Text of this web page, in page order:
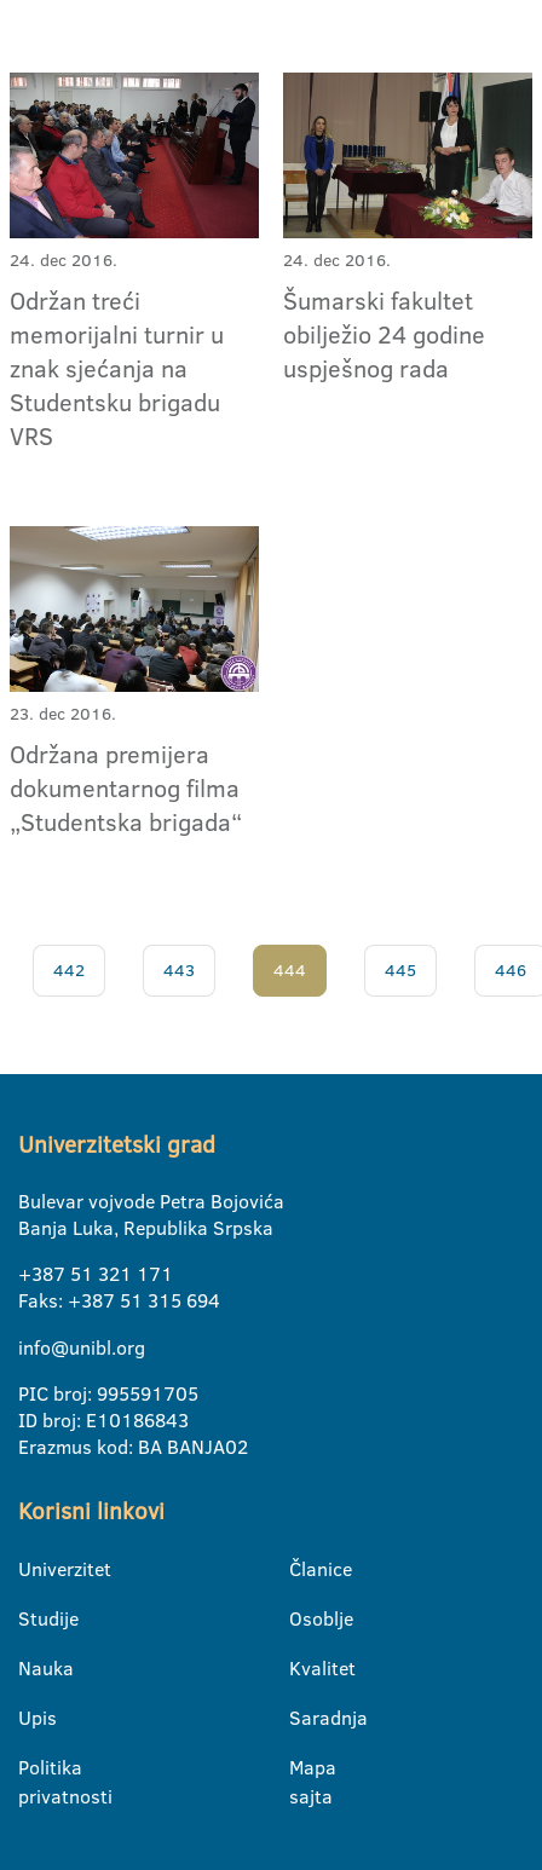
24. dec 2016.
Održan treći
memorijalni turnir u
znak sjećanja na
Studentsku brigadu
VRS
24. dec 2016.
Šumarski fakultet
obilježio 24 godine
uspješnog rada
23. dec 2016.
Održana premijera
dokumentarnog filma
„Studentska brigada“
442 443 444 445 446
Univerzitetski grad
Bulevar vojvode Petra Bojovića
Banja Luka, Republika Srpska
+387 51 321 171
Faks: +387 51 315 694
info@unibl.org
PIC broj: 995591705
ID broj: E10186843
Erazmus kod: BA BANJA02
Korisni linkovi
Univerzitet
Studije
Nauka
Upis
Politika
privatnosti
Članice
Osoblje
Kvalitet
Saradnja
Mapa
sajta